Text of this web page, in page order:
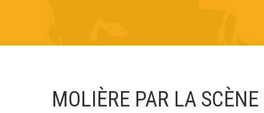
MOLIÈRE PAR LA